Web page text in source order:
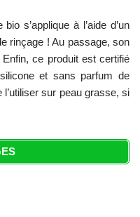
s’applique à l’aide d’un
rinçage ! Au passage, son
ce produit est certifié
et sans parfum de
sur peau grasse, si